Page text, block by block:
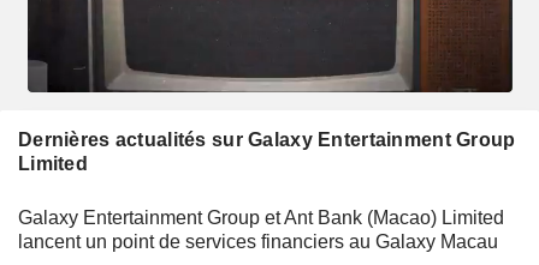
Dernières actualités sur Galaxy Entertainment Group
Limited
Galaxy Entertainment Group et Ant Bank (Macao) Limited
lancent un point de services financiers au Galaxy Macau